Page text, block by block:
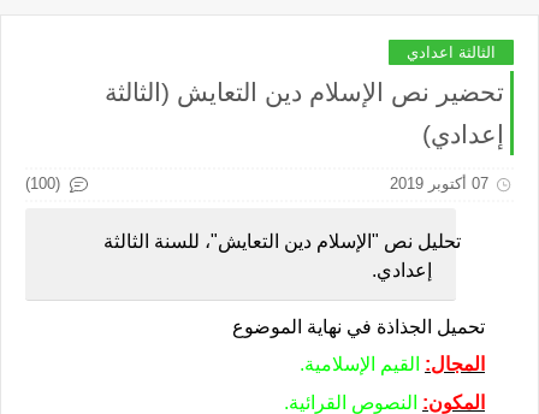
الثالثة اعدادي
تحضير نص الإسلام دين التعايش (الثالثة
إعدادي)
07 أكتوبر 2019 (100)
تحليل نص "الإسلام دين التعايش"، للسنة الثالثة
إعدادي.
تحميل الجذاذة في نهاية الموضوع
المجال: القيم الإسلامية.
المكون: النصوص القرائية.